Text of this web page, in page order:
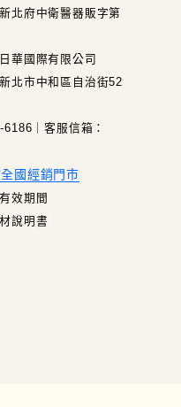
北府中衛醫器販字第
華國際有限公司
北市中和區自治街52
｜客服信箱：
國經銷門市
效期間
說明書